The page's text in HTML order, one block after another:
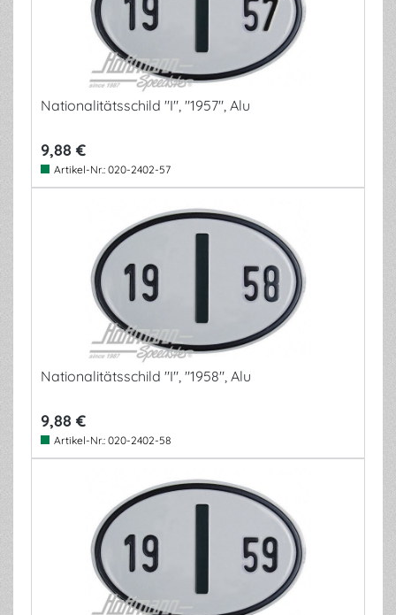
Nationalitätsschild "I", "1957", Alu
9,88 €
Artikel-Nr.: 020-2402-57
Nationalitätsschild "I", "1958", Alu
9,88 €
Artikel-Nr.: 020-2402-58